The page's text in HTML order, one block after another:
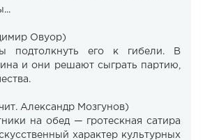
Овуор)
подтолкнуть его к гибели. В
и они решают сыграть партию,
Александр Мозгунов)
на обед — гротескная сатира
характер культурных